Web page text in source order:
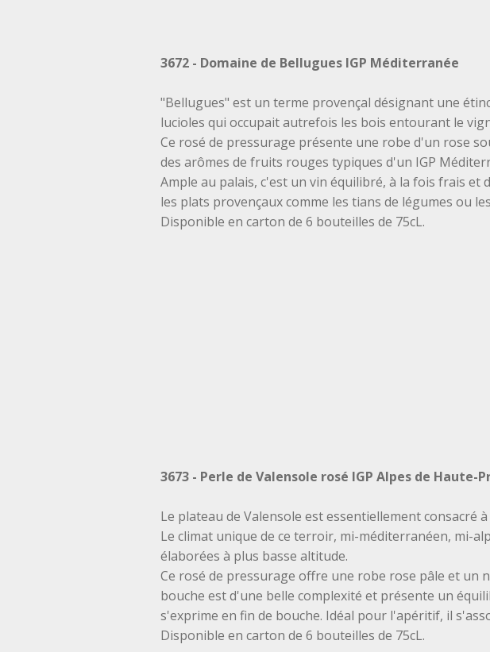
3672 - Domaine de Bellugues IGP Méditerranée
"Bellugues" est un terme provençal désignant une
lucioles qui occupait autrefois les bois entourant le
Ce rosé de pressurage présente une robe d'un rose
des arômes de fruits rouges typiques d'un IGP
Ample au palais, c'est un vin équilibré, à la fois frais
les plats provençaux comme les tians de légumes ou
Disponible en carton de 6 bouteilles de 75cL.
3673 - Perle de Valensole rosé IGP Alpes de Haute-
Le plateau de Valensole est essentiellement consacré
Le climat unique de ce terroir, mi-méditerranéen, mi-
élaborées à plus basse altitude.
Ce rosé de pressurage offre une robe rose pâle et un
bouche est d'une belle complexité et présente un
s'exprime en fin de bouche. Idéal pour l'apéritif, il
Disponible en carton de 6 bouteilles de 75cL.